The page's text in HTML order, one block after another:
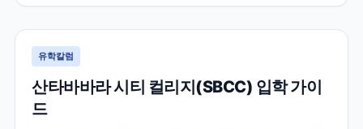
유학칼럼
산타바바라 시티 컬리지(SBCC) 입학 가이
드